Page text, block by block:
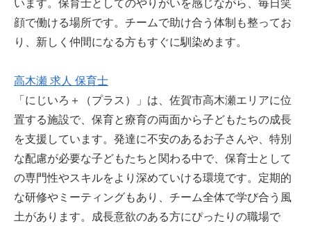
います。保育士としてのやりがいを感じながら、毎日笑
顔で働ける場所です。チームで助け合う体制も整ってお
り、新しく仲間になる方もすぐに馴染めます。
高木瀬 求人 保育士
「にじいろ＋（プラス）」は、佐賀市高木瀬エリアに位
置する施設で、保育と療育の両面から子どもたちの成長
を支援しています。発達に不安のあるお子さんや、特別
な配慮が必要な子どもたちと関わる中で、保育士として
の専門性やスキルをより深めていける環境です。定期的
な研修やミーティングもあり、チーム全体で学び合う風
土があります。成長意欲のある方にぴったりの職場で